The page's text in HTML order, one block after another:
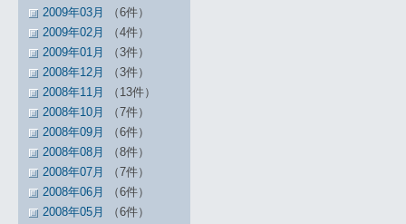
2009年03月
（6件）
2009年02月
（4件）
2009年01月
（3件）
2008年12月
（3件）
2008年11月
（13件）
2008年10月
（7件）
2008年09月
（6件）
2008年08月
（8件）
2008年07月
（7件）
2008年06月
（6件）
2008年05月
（6件）